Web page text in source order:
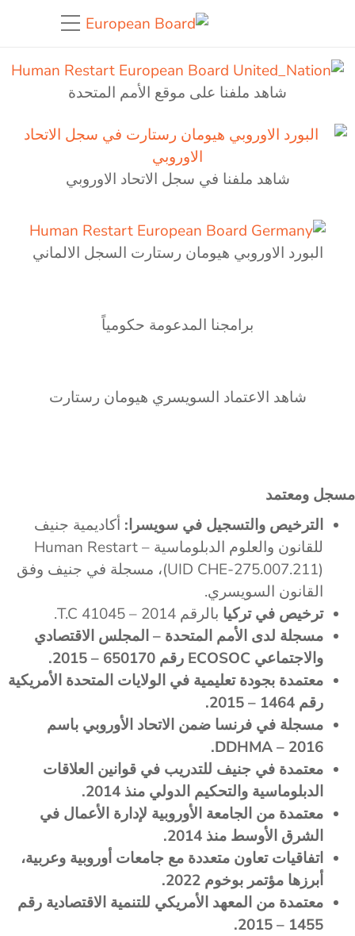
شاهد ملفنا على موقع الأمم المتحدة
شاهد ملفنا في سجل الاتحاد الاوروبي
البورد الاوروبي هيومان رستارت السجل الالماني
برامجنا المدعومة حكومياً
شاهد الاعتماد السويسري هيومان رستارت
مسجل ومعتمد
الترخيص والتسجيل في سويسرا: أكاديمية جنيف
للقانون والعلوم الدبلوماسية – Human Restart
(UID CHE-275.007.211)، مسجلة في جنيف وفق
القانون السويسري.
ترخيص في تركيا بالرقم T.C 41045 – 2014.
مسجلة لدى الأمم المتحدة – المجلس الاقتصادي
والاجتماعي ECOSOC رقم 650170 – 2015.
معتمدة بجودة تعليمية في الولايات المتحدة الأمريكية
رقم 1464 – 2015.
مسجلة في فرنسا ضمن الاتحاد الأوروبي باسم
DDHMA – 2016.
معتمدة في جنيف للتدريب في قوانين العلاقات
الدبلوماسية والتحكيم الدولي منذ 2014.
معتمدة من الجامعة الأوروبية لإدارة الأعمال في
الشرق الأوسط منذ 2014.
اتفاقيات تعاون متعددة مع جامعات أوروبية وعربية،
أبرزها مؤتمر بوخوم 2022.
معتمدة من المعهد الأمريكي للتنمية الاقتصادية رقم
1455 – 2015.